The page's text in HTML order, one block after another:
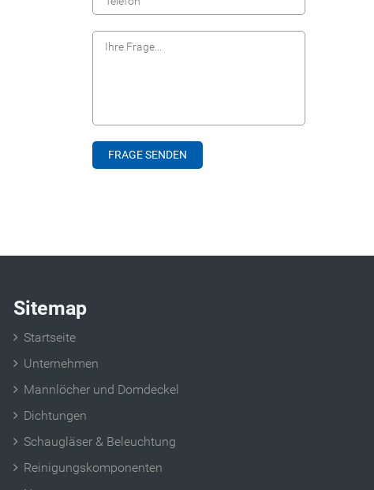
Sitemap
Startseite
Unternehmen
Mannlöcher und Domdeckel
Dichtungen
Schaugläser & Beleuchtung
Reinigungskomponenten